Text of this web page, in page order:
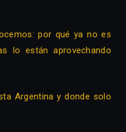
por qué ya no es
lo están aprovechando
Argentina y donde solo